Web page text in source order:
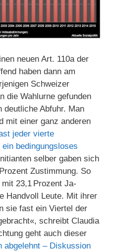
neuen Art. 110a der
haben dann am
Schweizer
die Wahlurne gefunden
deutliche Abfuhr. Man
mit einer ganz anderen
jeder vierte
bedingungsloses
selber gaben sich
Zustimmung. So
23,1 Prozent Ja-
Handvoll Leute. Mit ihrer
sie fast ein Viertel der
schreibt Claudia
geht auch dieser
abgelehnt – Diskussion